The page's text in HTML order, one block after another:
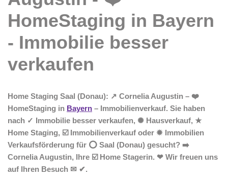
Home Staging Saal (Donau): ↗️ Cornelia Augustin – ❤️
HomeStaging in Bayern – Immobilienverkauf. Sie haben
nach ✓ Immobilie besser verkaufen, ✺ Hausverkauf, ★
Home Staging, ☑️ Immobilienverkauf oder ✹ Immobilien
Verkaufsförderung für ⭕ Saal (Donau) gesucht? ➡️
Cornelia Augustin, Ihre ☑️ Home Stagerin. ❤ Wir freuen uns
auf Ihren Besuch ✉ ✔.